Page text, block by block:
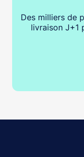
Des milliers de
livraison J+1